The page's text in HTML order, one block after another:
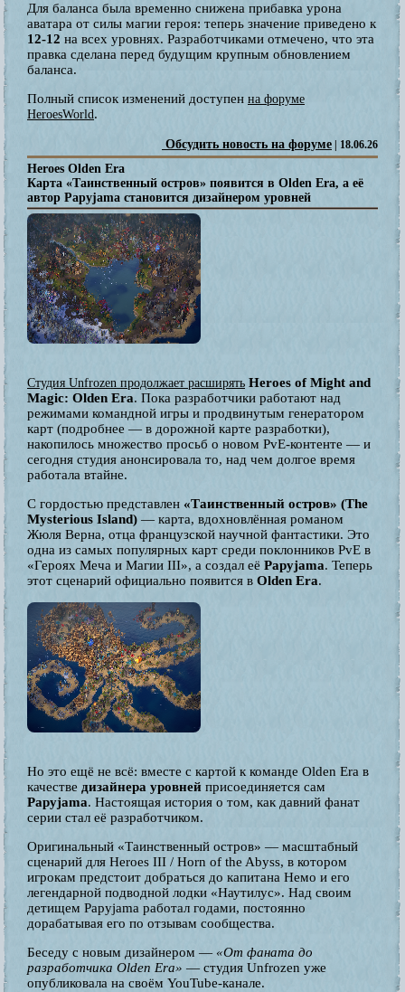
Для баланса была временно снижена прибавка урона
аватара от силы магии героя: теперь значение приведено к
12-12 на всех уровнях. Разработчиками отмечено, что эта
правка сделана перед будущим крупным обновлением
баланса.
Полный список изменений доступен на форуме
HeroesWorld.
Обсудить новость на форуме | 18.06.26
Heroes Olden Era
Карта «Таинственный остров» появится в Olden Era, а её
автор Papyjama становится дизайнером уровней
Студия Unfrozen продолжает расширять Heroes of Might and
Magic: Olden Era. Пока разработчики работают над
режимами командной игры и продвинутым генератором
карт (подробнее — в дорожной карте разработки),
накопилось множество просьб о новом PvE-контенте — и
сегодня студия анонсировала то, над чем долгое время
работала втайне.
С гордостью представлен «Таинственный остров» (The
Mysterious Island) — карта, вдохновлённая романом
Жюля Верна, отца французской научной фантастики. Это
одна из самых популярных карт среди поклонников PvE в
«Героях Меча и Магии III», а создал её Papyjama. Теперь
этот сценарий официально появится в Olden Era.
Но это ещё не всё: вместе с картой к команде Olden Era в
качестве дизайнера уровней присоединяется сам
Papyjama. Настоящая история о том, как давний фанат
серии стал её разработчиком.
Оригинальный «Таинственный остров» — масштабный
сценарий для Heroes III / Horn of the Abyss, в котором
игрокам предстоит добраться до капитана Немо и его
легендарной подводной лодки «Наутилус». Над своим
детищем Papyjama работал годами, постоянно
дорабатывая его по отзывам сообщества.
Беседу с новым дизайнером — «От фаната до
разработчика Olden Era» — студия Unfrozen уже
опубликовала на своём YouTube-канале.